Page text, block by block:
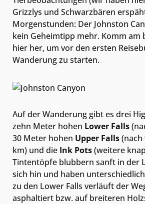
Grizzlys und Schwarzbären
Morgenstunden: Der Johnston
kein Geheimtipp mehr. Komm am
hier her, um vor den ersten
Wanderung zu starten.
Auf der Wanderung gibt es drei
zehn Meter hohen Lower Falls
30 Meter hohen Upper Falls
km) und die Ink Pots(weitere
Tintentöpfe blubbern sanft in der
sich hin und haben
zu den Lower Falls verläuft der
asphaltiert bzw. auf breiteren